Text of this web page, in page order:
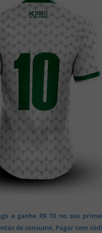
e ganhe R$ 10 no seu
de consumo, Pagar com